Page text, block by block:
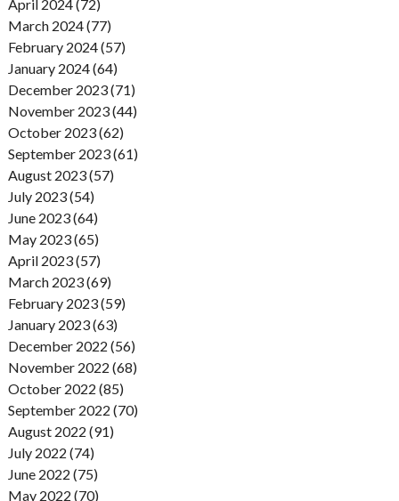
April 2024 (72)
March 2024 (77)
February 2024 (57)
January 2024 (64)
December 2023 (71)
November 2023 (44)
October 2023 (62)
September 2023 (61)
August 2023 (57)
July 2023 (54)
June 2023 (64)
May 2023 (65)
April 2023 (57)
March 2023 (69)
February 2023 (59)
January 2023 (63)
December 2022 (56)
November 2022 (68)
October 2022 (85)
September 2022 (70)
August 2022 (91)
July 2022 (74)
June 2022 (75)
May 2022 (70)